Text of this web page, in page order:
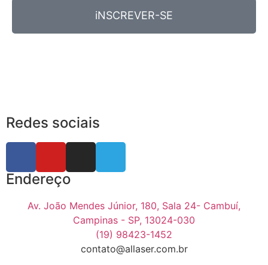
iNSCREVER-SE
Redes sociais
Endereço
Av. João Mendes Júnior, 180, Sala 24- Cambuí,
Campinas - SP, 13024-030
(19) 98423-1452
contato@allaser.com.br